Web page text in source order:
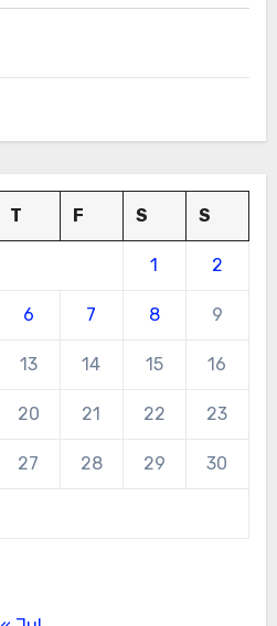
T F S S
1 2
6 7 8 9
13 14 15 16
20 21 22 23
27 28 29 30